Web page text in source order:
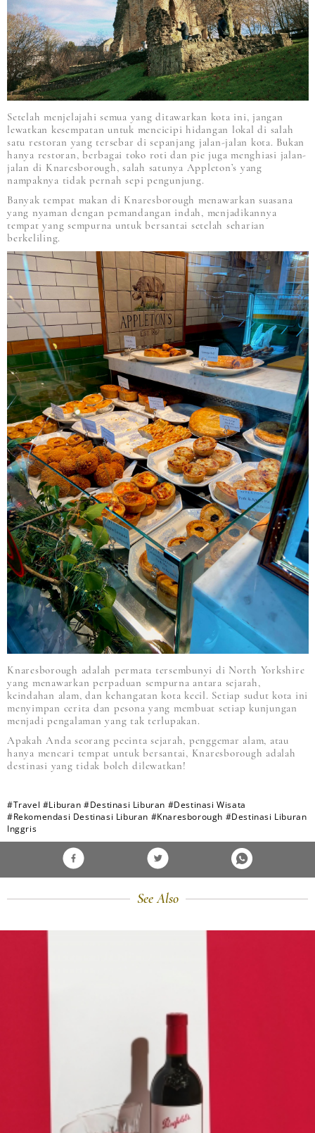
Setelah menjelajahi semua yang ditawarkan kota ini, jangan
lewatkan kesempatan untuk mencicipi hidangan lokal di salah
satu restoran yang tersebar di sepanjang jalan-jalan kota. Bukan
hanya restoran, berbagai toko roti dan pie juga menghiasi jalan-
jalan di Knaresborough, salah satunya Appleton’s yang
nampaknya tidak pernah sepi pengunjung.
Banyak tempat makan di Knaresborough menawarkan suasana
yang nyaman dengan pemandangan indah, menjadikannya
tempat yang sempurna untuk bersantai setelah seharian
berkeliling.
Knaresborough adalah permata tersembunyi di North Yorkshire
yang menawarkan perpaduan sempurna antara sejarah,
keindahan alam, dan kehangatan kota kecil. Setiap sudut kota ini
menyimpan cerita dan pesona yang membuat setiap kunjungan
menjadi pengalaman yang tak terlupakan.
Apakah Anda seorang pecinta sejarah, penggemar alam, atau
hanya mencari tempat untuk bersantai, Knaresborough adalah
destinasi yang tidak boleh dilewatkan!
#Travel #Liburan #Destinasi Liburan #Destinasi Wisata
#Rekomendasi Destinasi Liburan #Knaresborough #Destinasi Liburan
Inggris
See Also